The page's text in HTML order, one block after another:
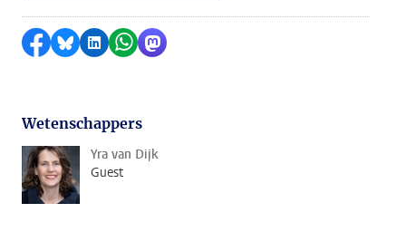
Delen op Facebook
Delen via Bluesky
Delen op LinkedIn
Delen via WhatsApp
Delen via Mastodon
Wetenschappers
Yra van Dijk
Guest